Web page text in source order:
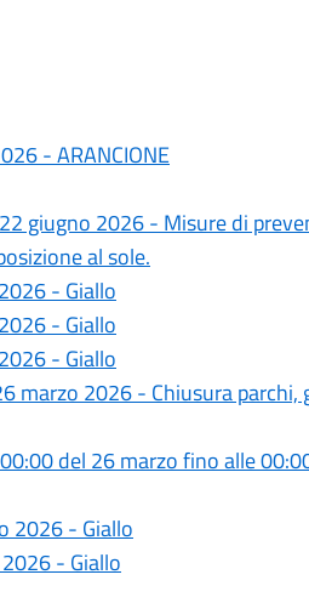
- ARANCIONE
giugno 2026 - Misure di
al sole.
- Giallo
- Giallo
- Giallo
marzo 2026 - Chiusura parchi,
del 26 marzo fino alle
2026 - Giallo
- Giallo